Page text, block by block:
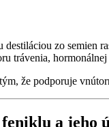
destiláciou zo semien
trávenia,
že podporuje
feniklu a jeho